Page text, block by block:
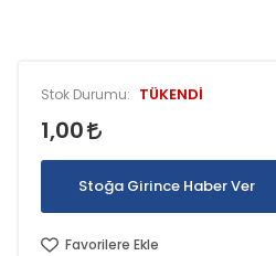
Stok Durumu: TÜKENDİ
1,00
Stoğa Girince Haber Ver
Favorilere Ekle